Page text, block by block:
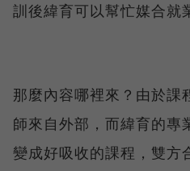
訓後緯育可以幫忙媒合就
那麼內容哪裡來？由於課
師來自外部，而緯育的專
變成好吸收的課程，雙方